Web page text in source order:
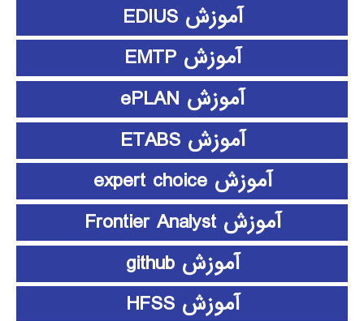
آموزش EDIUS
آموزش EMTP
آموزش ePLAN
آموزش ETABS
آموزش expert choice
آموزش Frontier Analyst
آموزش github
آموزش HFSS